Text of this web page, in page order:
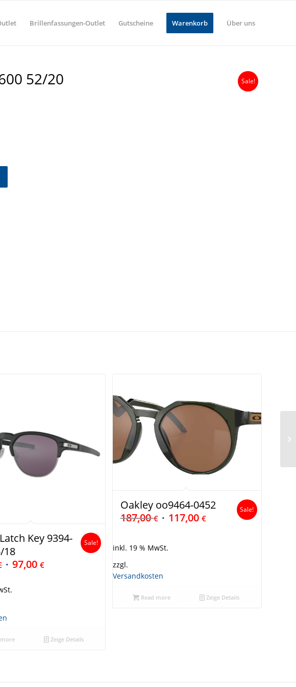
Brillenfassungen-Outlet Gutscheine Warenkorb Über uns
Sale!
52/20
Key 9394-
18
97,00€
Sale!
Zeige Details
Oakley oo9464-0452
187,00€ 117,00 €
Sale!
inkl. 19 % MwSt.
zzgl.
Versandkosten
Read more Zeige Details